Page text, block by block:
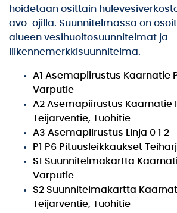
hoidetaan osittain
avo-ojilla. Suunnitelmassa on
alueen vesihuoltosuunnitelmat ja
liikennemerkkisuunnitelma.
A1 Asemapiirustus Kaarnatie
Varputie
A2 Asemapiirustus Kaarnatie
Teijärventie, Tuohitie
A3 Asemapiirustus Linja 0 1 2
P1 P6 Pituusleikkaukset
S1 Suunnitelmakartta
Varputie
S2 Suunnitelmakartta
Teijärventie, Tuohitie